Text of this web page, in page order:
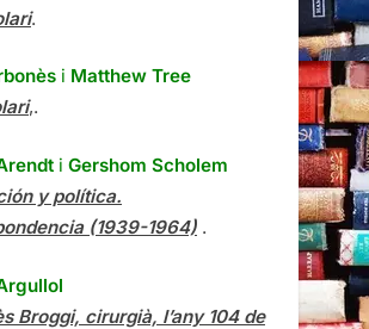
.
i Matthew Tree
,.
i Gershom Scholem
y política.
(1939-1964) .
Broggi, cirurgià, l’any 104 de